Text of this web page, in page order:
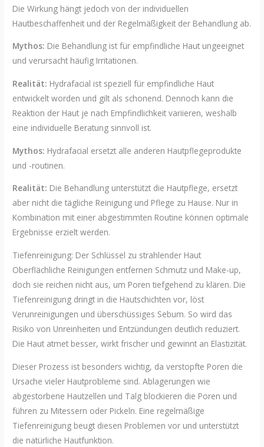
Die Wirkung hängt jedoch von der individuellen
Hautbeschaffenheit und der Regelmäßigkeit der Behandlung ab.
Mythos: Die Behandlung ist für empfindliche Haut ungeeignet
und verursacht häufig Irritationen.
Realität: Hydrafacial ist speziell für empfindliche Haut
entwickelt worden und gilt als schonend. Dennoch kann die
Reaktion der Haut je nach Empfindlichkeit variieren, weshalb
eine individuelle Beratung sinnvoll ist.
Mythos: Hydrafacial ersetzt alle anderen Hautpflegeprodukte
und -routinen.
Realität: Die Behandlung unterstützt die Hautpflege, ersetzt
aber nicht die tägliche Reinigung und Pflege zu Hause. Nur in
Kombination mit einer abgestimmten Routine können optimale
Ergebnisse erzielt werden.
Tiefenreinigung: Der Schlüssel zu strahlender Haut
Oberflächliche Reinigungen entfernen Schmutz und Make-up,
doch sie reichen nicht aus, um Poren tiefgehend zu klären. Die
Tiefenreinigung dringt in die Hautschichten vor, löst
Verunreinigungen und überschüssiges Sebum. So wird das
Risiko von Unreinheiten und Entzündungen deutlich reduziert.
Die Haut atmet besser, wirkt frischer und gewinnt an Elastizität.
Dieser Prozess ist besonders wichtig, da verstopfte Poren die
Ursache vieler Hautprobleme sind. Ablagerungen wie
abgestorbene Hautzellen und Talg blockieren die Poren und
führen zu Mitessern oder Pickeln. Eine regelmäßige
Tiefenreinigung beugt diesen Problemen vor und unterstützt
die natürliche Hautfunktion.